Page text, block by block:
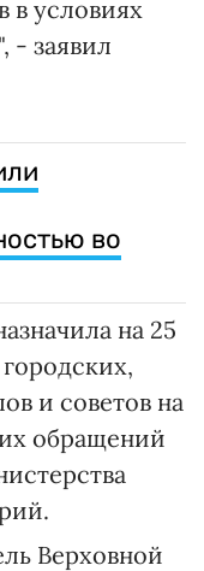
в условиях
- заявил
во
на 25
и советов на
обращений
Верховной